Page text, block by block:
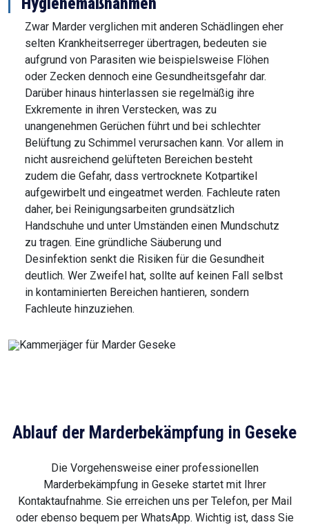
Zwar Marder verglichen mit anderen Schädlingen eher
selten Krankheitserreger übertragen, bedeuten sie
aufgrund von Parasiten wie beispielsweise Flöhen
oder Zecken dennoch eine Gesundheitsgefahr dar.
Darüber hinaus hinterlassen sie regelmäßig ihre
Exkremente in ihren Verstecken, was zu
unangenehmen Gerüchen führt und bei schlechter
Belüftung zu Schimmel verursachen kann. Vor allem in
nicht ausreichend gelüfteten Bereichen besteht
zudem die Gefahr, dass vertrocknete Kotpartikel
aufgewirbelt und eingeatmet werden. Fachleute raten
daher, bei Reinigungsarbeiten grundsätzlich
Handschuhe und unter Umständen einen Mundschutz
zu tragen. Eine gründliche Säuberung und
Desinfektion senkt die Risiken für die Gesundheit
deutlich. Wer Zweifel hat, sollte auf keinen Fall selbst
in kontaminierten Bereichen hantieren, sondern
Fachleute hinzuziehen.
Ablauf der Marderbekämpfung in Geseke
Die Vorgehensweise einer professionellen
Marderbekämpfung in Geseke startet mit Ihrer
Kontaktaufnahme. Sie erreichen uns per Telefon, per Mail
oder ebenso bequem per WhatsApp. Wichtig ist, dass Sie